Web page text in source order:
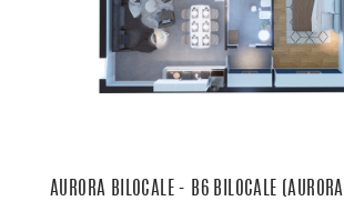
AURORA BILOCALE - B6 BILOCALE (AURORA)